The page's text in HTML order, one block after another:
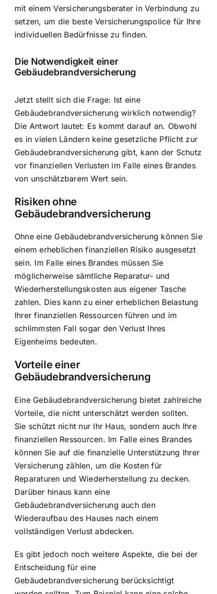
mit einem Versicherungsberater in Verbindung zu
setzen, um die beste Versicherungspolice für Ihre
individuellen Bedürfnisse zu finden.
Die Notwendigkeit einer
Gebäudebrandversicherung
Jetzt stellt sich die Frage: Ist eine
Gebäudebrandversicherung wirklich notwendig?
Die Antwort lautet: Es kommt darauf an. Obwohl
es in vielen Ländern keine gesetzliche Pflicht zur
Gebäudebrandversicherung gibt, kann der Schutz
vor finanziellen Verlusten im Falle eines Brandes
von unschätzbarem Wert sein.
Risiken ohne
Gebäudebrandversicherung
Ohne eine Gebäudebrandversicherung können Sie
einem erheblichen finanziellen Risiko ausgesetzt
sein. Im Falle eines Brandes müssen Sie
möglicherweise sämtliche Reparatur- und
Wiederherstellungskosten aus eigener Tasche
zahlen. Dies kann zu einer erheblichen Belastung
Ihrer finanziellen Ressourcen führen und im
schlimmsten Fall sogar den Verlust Ihres
Eigenheims bedeuten.
Vorteile einer
Gebäudebrandversicherung
Eine Gebäudebrandversicherung bietet zahlreiche
Vorteile, die nicht unterschätzt werden sollten.
Sie schützt nicht nur Ihr Haus, sondern auch Ihre
finanziellen Ressourcen. Im Falle eines Brandes
können Sie auf die finanzielle Unterstützung Ihrer
Versicherung zählen, um die Kosten für
Reparaturen und Wiederherstellung zu decken.
Darüber hinaus kann eine
Gebäudebrandversicherung auch den
Wiederaufbau des Hauses nach einem
vollständigen Verlust abdecken.
Es gibt jedoch noch weitere Aspekte, die bei der
Entscheidung für eine
Gebäudebrandversicherung berücksichtigt